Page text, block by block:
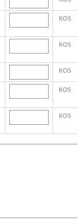
KOS
KOS
KOS
KOS
KOS